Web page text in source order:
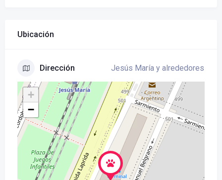
Ubicación
Dirección Jesús María y alrededores
+
−